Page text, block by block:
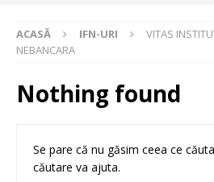
ACASĂ IFN-URI
VITAS
NEBANCARA
Nothing found
Se pare că nu găsim ceea ce
căutare va ajuta.